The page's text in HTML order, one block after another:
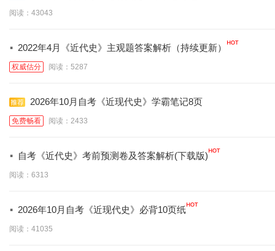
阅读：43043
· 2022年4月《近代史》主观题答案解析（持续更新）
权威估分 阅读：5287
2026年10月自考《近现代史》学霸笔记8页
免费畅看 阅读：2433
· 自考《近代史》考前预测卷及答案解析(下载版)
阅读：6313
· 2026年10月自考《近现代史》必背10页纸
阅读：41035